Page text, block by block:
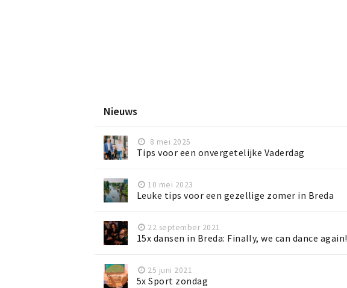
Nieuws
8 mei 2025
Tips voor een onvergetelijke Vaderdag
10 mei 2023
Leuke tips voor een gezellige zomer in Breda
22 september 2021
15x dansen in Breda: Finally, we can dance again!
25 juni 2021
5x Sport zondag